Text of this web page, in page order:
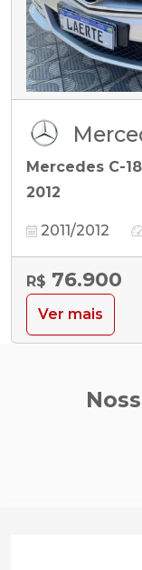
Mercedes C-
2012
2011/2012
R$ 76.900
Ver mais